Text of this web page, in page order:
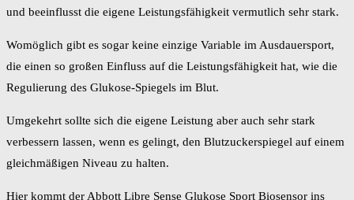
und beeinflusst die eigene Leistungsfähigkeit vermutlich sehr stark.
Womöglich gibt es sogar keine einzige Variable im Ausdauersport,
die einen so großen Einfluss auf die Leistungsfähigkeit hat, wie die
Regulierung des Glukose-Spiegels im Blut.
Umgekehrt sollte sich die eigene Leistung aber auch sehr stark
verbessern lassen, wenn es gelingt, den Blutzuckerspiegel auf einem
gleichmäßigen Niveau zu halten.
Hier kommt der Abbott Libre Sense Glukose Sport Biosensor ins